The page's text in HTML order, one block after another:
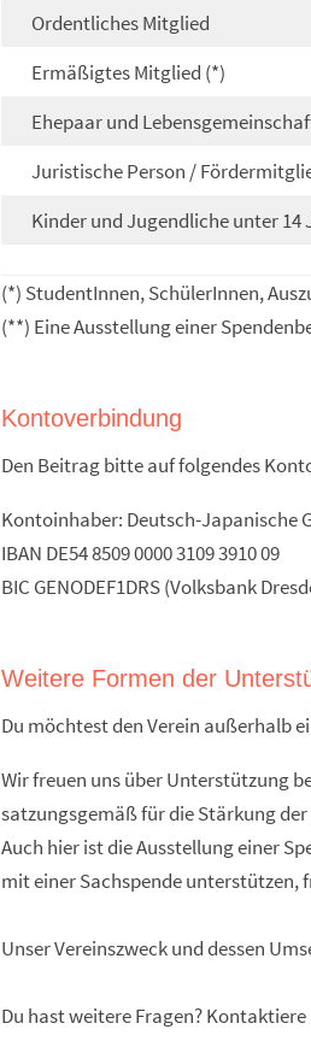
Ordentliches Mitglied
Ermäßigtes Mitglied (*)
Ehepaar und
Juristische Person /
Kinder und Jugendliche unter 14
(*) StudentInnen, SchülerInnen,
(**) Eine Ausstellung einer
Kontoverbindung
Den Beitrag bitte auf folgendes
Kontoinhaber: Deutsch-Japanische
IBAN DE54 8509 0000 3109 3910 09
BIC GENODEF1DRS (Volksbank
Weitere Formen der
Du möchtest den Verein außerhalb
Wir freuen uns über Unterstützung
satzungsgemäß für die Stärkung
Auch hier ist die Ausstellung einer
mit einer Sachspende unterstützen,
Unser Vereinszweck und dessen
Du hast weitere Fragen?